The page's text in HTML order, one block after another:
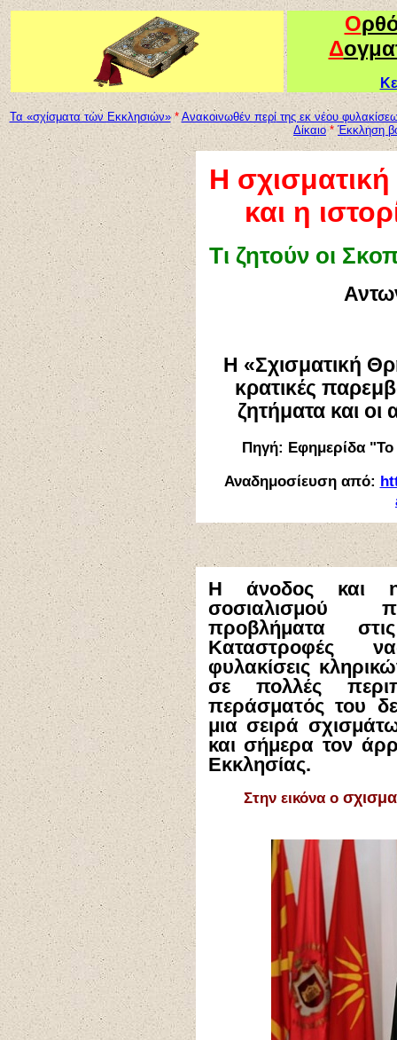
Ο
Δ
Τα «σχίσματα τών Εκκλησιών»* Ανακοινωθέν περίτης εκ νέου
Δίκαιο* Έκκληση
Η
και η
Τι ζητούν οι
H «Σχισματική
κρατικές
ζητήματα και οι
Πηγή: Εφημερίδα "Το
Αναδημοσίευση από:
Η άνοδος και
σοσιαλισμού
προβλήματα
Καταστροφές
φυλακίσεις
σε πολλές
περάσματός του
μια σειρά
και σήμερα τον
Εκκλησίας.
Στην εικόνα ο